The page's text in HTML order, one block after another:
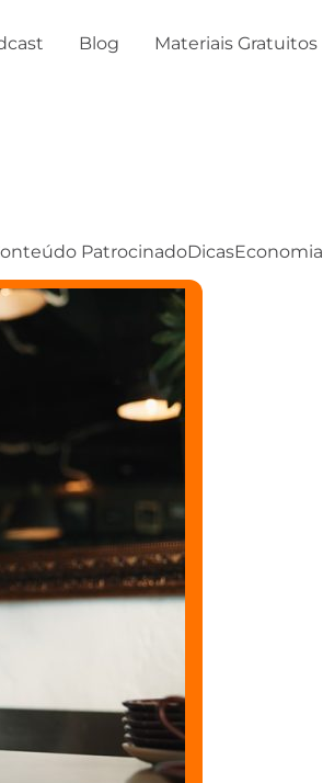
Blog Materiais Gratuitos
PatrocinadoDicasEconomia